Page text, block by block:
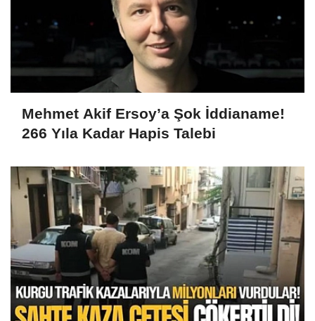
Mehmet Akif Ersoy’a Şok İddianame!
266 Yıla Kadar Hapis Talebi